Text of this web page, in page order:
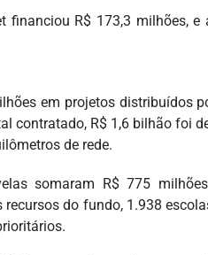
financiou R$ 173,3 milhões, e
em projetos distribuídos
contratado, R$ 1,6 bilhão foi
de rede.
somaram R$ 775
do fundo, 1.938